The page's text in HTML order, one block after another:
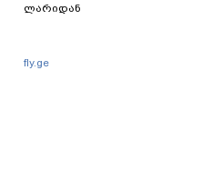
ლარიდან
fly.ge